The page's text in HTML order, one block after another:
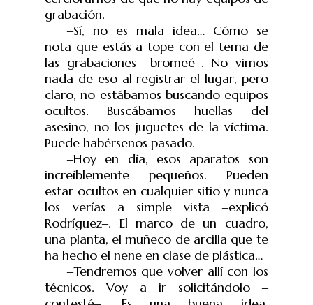
grabación.
‒Sí, no es mala idea… Cómo se
nota que estás a tope con el tema de
las grabaciones‒bromeé‒. No vimos
nada de eso al registrar el lugar, pero
claro, no estábamos buscando equipos
ocultos. Buscábamos huellas del
asesino, no los juguetes de la víctima.
Puede habérsenos pasado.
‒Hoy en día, esos aparatos son
increíblemente pequeños. Pueden
estar ocultos en cualquier sitio y nunca
los verías a simple vista‒explicó
Rodríguez‒. El marco de un cuadro,
una planta, el muñeco de arcilla que te
ha hecho el nene en clase de plástica…
‒Tendremos que volver allí con los
técnicos. Voy a ir solicitándolo‒